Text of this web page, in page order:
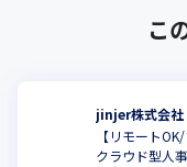
こ
jinjer株式会社
【リモート
クラウド型人